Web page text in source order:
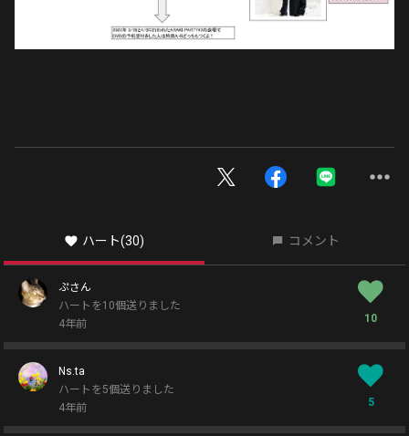
ハート(30) コメント
ぷさん
ハートを10個送りました
4年前
10
Ns.ta
ハートを5個送りました
4年前
5